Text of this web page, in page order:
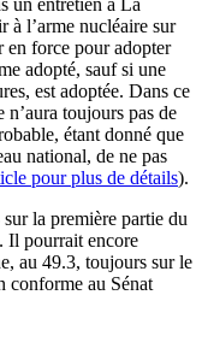
à l’arme nucléaire sur
en force pour adopter
adopté, sauf si une
est adoptée. Dans ce
n’aura toujours pas de
étant donné que
national, de ne pas
pour plus de détails).
la première partie du
Il pourrait encore
au 49.3, toujours sur le
conforme au Sénat